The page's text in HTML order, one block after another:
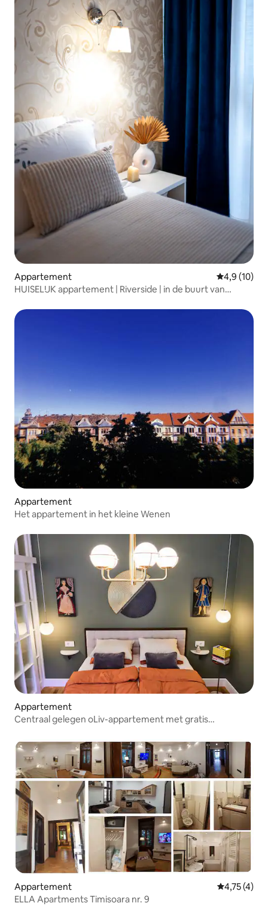
Appartement
4,9 (10)
HUISELIJK appartement | Riverside | in de buurt van
Appartement
Het appartement in het kleine Wenen
Appartement
Centraal gelegen oLiv-appartement met gratis
Appartement
4,75 (4)
ELLA Apartments Timisoara nr. 9